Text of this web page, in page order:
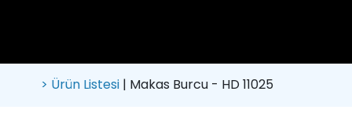
> Ürün Listesi | Makas Burcu - HD 11025